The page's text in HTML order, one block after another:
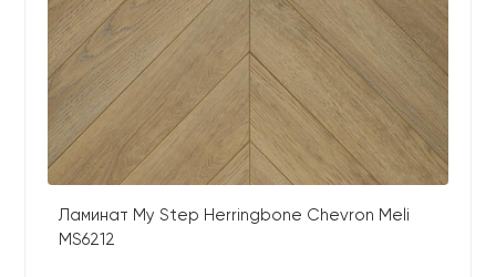
Ламинат My Step Herringbone Chevron Meli
MS6212